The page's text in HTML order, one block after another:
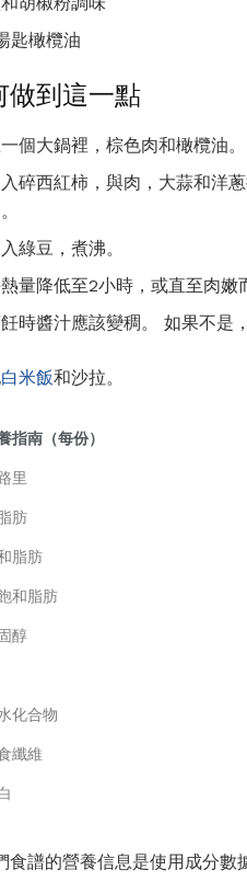
匙橄欖油
做到這一點
個大鍋裡，棕色肉和橄欖油。
碎西紅柿，與肉，大蒜和洋
綠豆，煮沸。
量降低至2小時，或直至肉嫩
時醬汁應該變稠。 如果不是
白米飯和沙拉。
指南（每份）
里
肪
脂肪
和脂肪
醇
化合物
纖維
食譜的營養信息是使用成分